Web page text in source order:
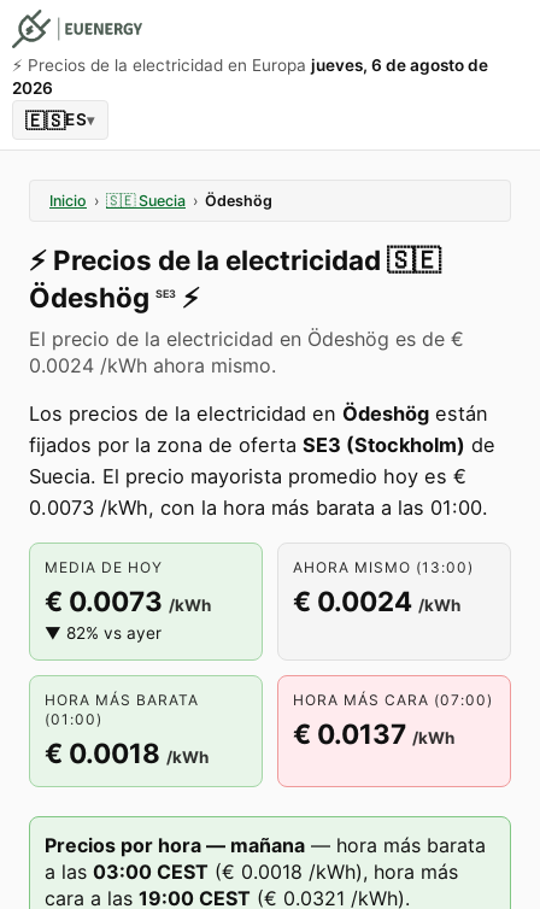
⚡️ Precios de la electricidad en Europa jueves, 6 de agosto de
2026
🇪🇸ES▾
Inicio › 🇸🇪 Suecia › Ödeshög
⚡️ Precios de la electricidad 🇸🇪
Ödeshög SE3 ⚡️
El precio de la electricidad en Ödeshög es de €
0.0024 /kWh ahora mismo.
Los precios de la electricidad en Ödeshög están
fijados por la zona de oferta SE3 (Stockholm) de
Suecia. El precio mayorista promedio hoy es €
0.0073 /kWh, con la hora más barata a las 01:00.
MEDIA DE HOY
€ 0.0073 /kWh
▼ 82% vs ayer
AHORA MISMO (13:00)
€ 0.0024 /kWh
HORA MÁS BARATA
(01:00)
€ 0.0018 /kWh
HORA MÁS CARA (07:00)
€ 0.0137 /kWh
Precios por hora — mañana — hora más barata
a las 03:00 CEST (€ 0.0018 /kWh), hora más
cara a las 19:00 CEST (€ 0.0321 /kWh).